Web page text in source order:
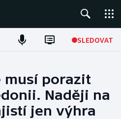
SLEDOVAT
musí porazit
Naději na
jen výhra